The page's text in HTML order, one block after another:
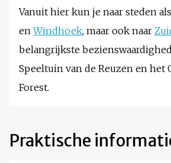
Vanuit hier kun je naar steden als
enWindhoek, maar ook naar
belangrijkste
Speeltuin van de Reuzen en het
Forest.
Praktische